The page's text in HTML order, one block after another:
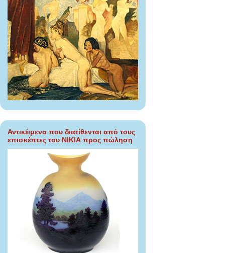
Αντικέιμενα που διατίθενται από τους
επισκέπτες του ΝΙΚΙΑ προς πώληση